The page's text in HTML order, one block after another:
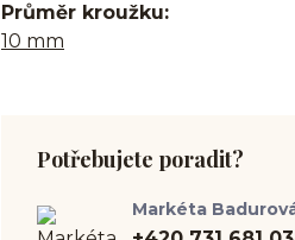
Průměr kroužku
10 mm
Potřebujete poradit?
Markéta